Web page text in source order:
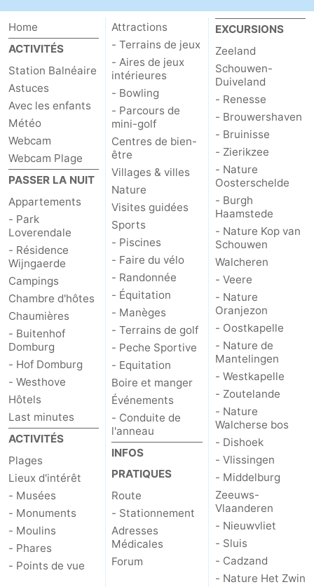
Home
ACTIVITÉS
Station Balnéaire
Astuces
Avec les enfants
Météo
Webcam
Webcam Plage
PASSER LA NUIT
Appartements
- Park
Loverendale
- Résidence
Wijngaerde
Campings
Chambre d'hôtes
Chaumières
- Buitenhof
Domburg
- Hof Domburg
- Westhove
Hôtels
Last minutes
ACTIVITÉS
Plages
Lieux d'intérêt
- Musées
- Monuments
- Moulins
- Phares
- Points de vue
Attractions
- Terrains de jeux
- Aires de jeux
intérieures
- Bowling
- Parcours de
mini-golf
Centres de bien-
être
Villages & villes
Nature
Visites guidées
Sports
- Piscines
- Faire du vélo
- Randonnée
- Équitation
- Manèges
- Terrains de golf
- Peche Sportive
- Equitation
Boire et manger
Événements
- Conduite de
l'anneau
INFOS
PRATIQUES
Route
- Stationnement
Adresses
Médicales
Forum
EXCURSIONS
Zeeland
Schouwen-
Duiveland
- Renesse
- Brouwershaven
- Bruinisse
- Zierikzee
- Nature
Oosterschelde
- Burgh
Haamstede
- Nature Kop van
Schouwen
Walcheren
- Veere
- Nature
Oranjezon
- Oostkapelle
- Nature de
Mantelingen
- Westkapelle
- Zoutelande
- Nature
Walcherse bos
- Dishoek
- Vlissingen
- Middelburg
Zeeuws-
Vlaanderen
- Nieuwvliet
- Sluis
- Cadzand
- Nature Het Zwin